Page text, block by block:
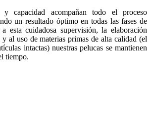
y capacidad acompañan todo el proceso
un resultado óptimo en todas las fases de
esta cuidadosa supervisión, la elaboración
al uso de materias primas de alta calidad (el
intactas) nuestras pelucas se mantienen
tiempo.